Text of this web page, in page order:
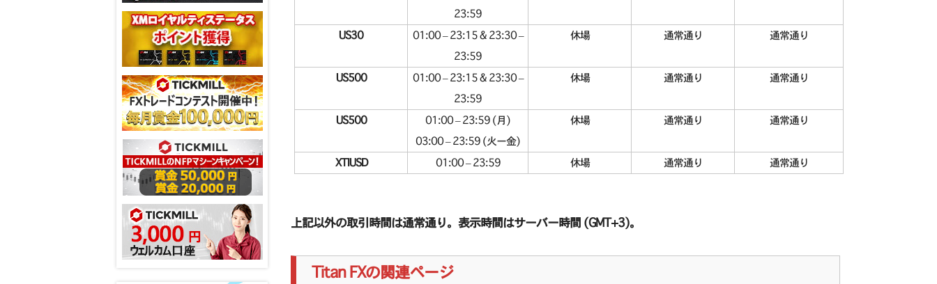
23:59
US30
01:00 – 23:15 & 23:30 –
23:59
休場 通常通り 通常通り
US500
01:00 – 23:15 & 23:30 –
23:59
休場 通常通り 通常通り
US500
01:00 – 23:59 (月)
03:00 – 23:59 (火ー金)
休場 通常通り 通常通り
XTIUSD 01:00 – 23:59 休場 通常通り 通常通り
上記以外の取引時間は通常通り。表示時間はサーバー時間 (GMT+3)。
Titan FXの関連ページ